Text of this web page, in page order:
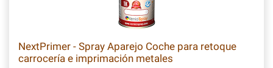
NextPrimer - Spray Aparejo Coche para retoque
carrocería e imprimación metales